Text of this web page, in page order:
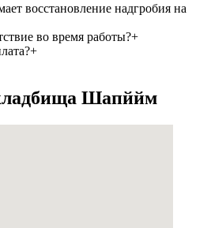
восстановление надгробия на
во время работы?+
+
Шапййм